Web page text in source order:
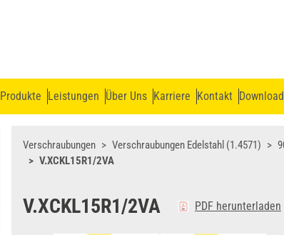
Produkte Leistungen Über Uns Karriere Kontakt
Verschraubungen Verschraubungen Edelstahl (1.4571)
V.XCKL15R1/2VA
V.XCKL15R1/2VA PDF herunterladen